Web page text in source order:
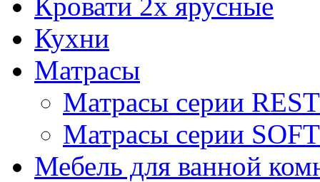
Кровати 2х ярусные
Кухни
Матрасы
Матрасы серии REST
Матрасы серии SOFT
Мебель для ванной